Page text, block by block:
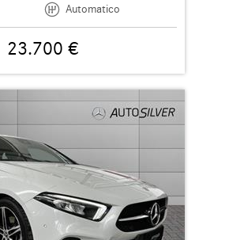
Automatico
23.700 €